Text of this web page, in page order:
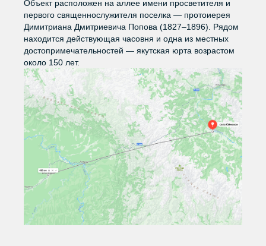
Объект расположен на аллее имени просветителя и
первого священнослужителя поселка — протоиерея
Димитриана Дмитриевича Попова (1827–1896). Рядом
находится действующая часовня и одна из местных
достопримечательностей — якутская юрта возрастом
около 150 лет.
Компания
О компании
История
Производство
Качество
Вакансии
Прислать анкету
Блог
Комсомольск-на-
Амуре
Краснодар
Красноярск
Кукмор
Курган
Курск
Магнитогорск
Майма
Марий Эл
Махачкала
Уфа
Хабаровск
Чебоксары
Челябинск
Чистополь
Чита
Южно-Сахалинск
Якутск
Ярославль
СтроительствоРеклама,
мебель и
дизайн
хозяйство
Хороший
по